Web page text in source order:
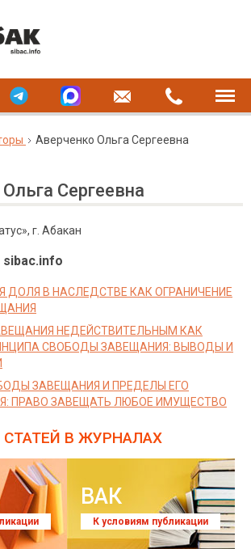
Аверченко Ольга Сергеевна
Сергеевна
г. Абакан
sibac.info
ДОЛЯ В НАСЛЕДСТВЕ КАК ОГРАНИЧЕНИЕ
НЕДЕЙСТВИТЕЛЬНЫМ КАК
СВОБОДЫ ЗАВЕЩАНИЯ: ВЫВОДЫ И
ЗАВЕЩАНИЯ И ПРЕДЕЛЫ ЕГО
ПРАВО ЗАВЕЩАТЬ ЛЮБОЕ ИМУЩЕСТВО
В ЖУРНАЛАХ
ВАК
К условиям публикации